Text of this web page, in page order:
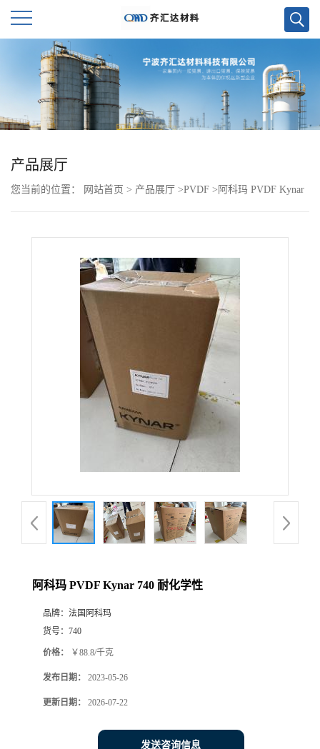
首
页
公
品
厅
产品展厅
您当前的位置： 网站首页 > 产品展厅 >PVDF > 阿科玛 PVDF Kynar
阿科玛 PVDF Kynar 740 耐化学性
品牌： 法国阿科玛
货号： 740
价格： ￥88.8/千克
发布日期： 2023-05-26
更新日期： 2026-07-22
发送咨询信息